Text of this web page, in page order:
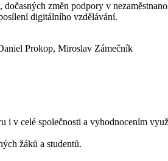
změn podpory v
digitálního vzdělávání.
Prokop, Miroslav Zámečník
i v celé společnosti a vyhodnocením
žáků a studentů.